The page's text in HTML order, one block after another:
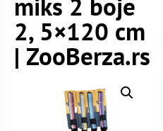
2, 5×120 cm
| ZooBerza.rs